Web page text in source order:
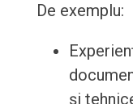
De exemplu:
și